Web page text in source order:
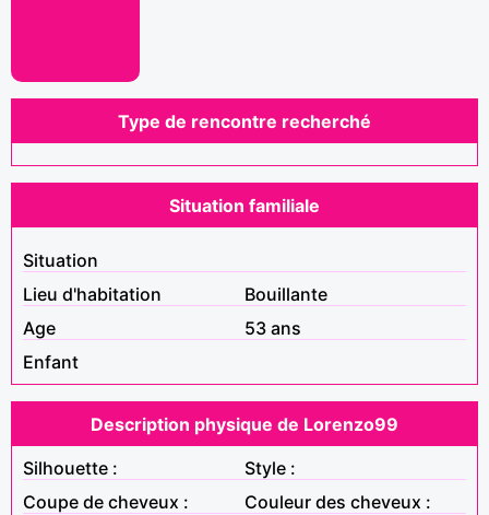
Type de rencontre recherché
Situation familiale
Situation
Lieu d'habitation
Bouillante
Age
53 ans
Enfant
Description physique de Lorenzo99
Silhouette :
Style :
Coupe de cheveux :
Couleur des cheveux :